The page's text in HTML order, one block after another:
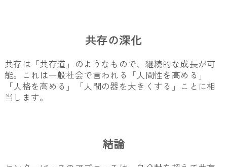
共存の深化
共存は「共存道」のようなもので、継続的な成長が可
能。これは一般社会で言われる「人間性を高める」
「人格を高める」「人間の器を大きくする」ことに相
当します。
結論